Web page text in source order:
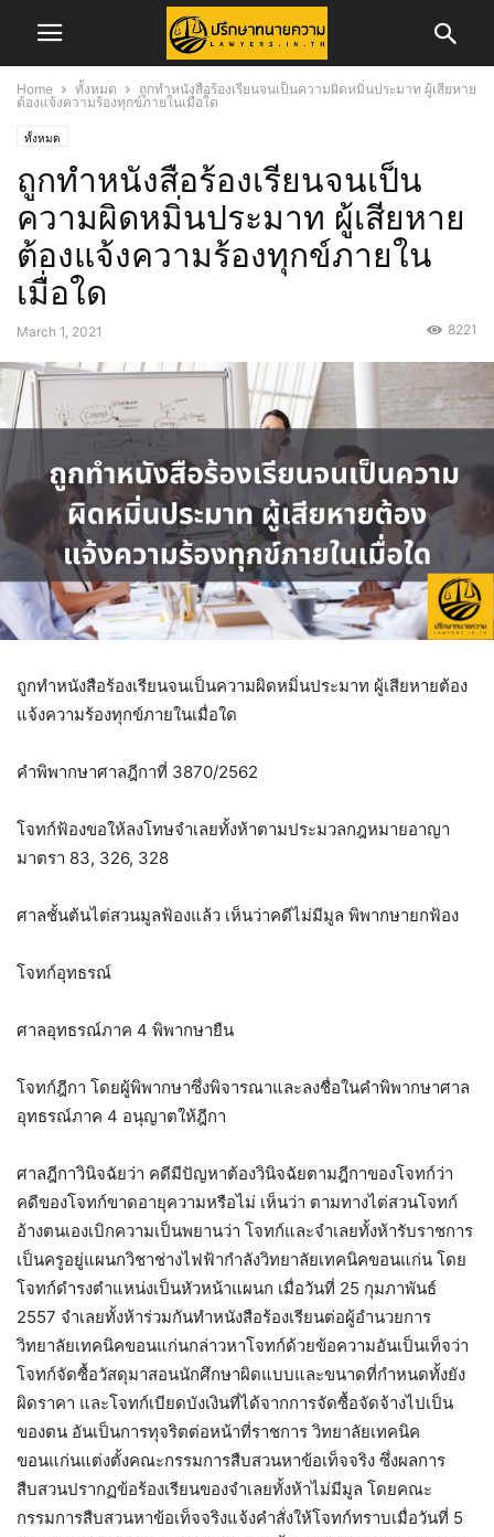
Home ทั้งหมด
ถูกทำหนังสือร้องเรียนจนเป็นความผิดหมิ่นประมาท ผู้เสียหาย
ต้องแจ้งความร้องทุกข์ภายในเมื่อใด
ทั้งหมด
ถูกทำหนังสือร้องเรียนจนเป็น
ความผิดหมิ่นประมาท ผู้เสียหาย
ต้องแจ้งความร้องทุกข์ภายใน
เมื่อใด
March 1, 2021 8221
ถูกทำหนังสือร้องเรียนจนเป็นความผิดหมิ่นประมาท ผู้เสียหายต้อง
แจ้งความร้องทุกข์ภายในเมื่อใด
คำพิพากษาศาลฎีกาที่ 3870/2562
โจทก์ฟ้องขอให้ลงโทษจำเลยทั้งห้าตามประมวลกฎหมายอาญา
มาตรา 83, 326, 328
ศาลชั้นต้นไต่สวนมูลฟ้องแล้ว เห็นว่าคดีไม่มีมูล พิพากษายกฟ้อง
โจทก์อุทธรณ์
ศาลอุทธรณ์ภาค 4 พิพากษายืน
โจทก์ฎีกา โดยผู้พิพากษาซึ่งพิจารณาและลงชื่อในคำพิพากษาศาล
อุทธรณ์ภาค 4 อนุญาตให้ฎีกา
ศาลฎีกาวินิจฉัยว่า คดีมีปัญหาต้องวินิจฉัยตามฎีกาของโจทก์ว่า
คดีของโจทก์ขาดอายุความหรือไม่ เห็นว่า ตามทางไต่สวนโจทก์
อ้างตนเองเบิกความเป็นพยานว่า โจทก์และจำเลยทั้งห้ารับราชการ
เป็นครูอยู่แผนกวิชาช่างไฟฟ้ากำลังวิทยาลัยเทคนิคขอนแก่น โดย
โจทก์ดำรงตำแหน่งเป็นหัวหน้าแผนก เมื่อวันที่ 25 กุมภาพันธ์
2557 จำเลยทั้งห้าร่วมกันทำหนังสือร้องเรียนต่อผู้อำนวยการ
วิทยาลัยเทคนิคขอนแก่นกล่าวหาโจทก์ด้วยข้อความอันเป็นเท็จว่า
โจทก์จัดซื้อวัสดุมาสอนนักศึกษาผิดแบบและขนาดที่กำหนดทั้งยัง
ผิดราคา และโจทก์เบียดบังเงินที่ได้จากการจัดซื้อจัดจ้างไปเป็น
ของตน อันเป็นการทุจริตต่อหน้าที่ราชการ วิทยาลัยเทคนิค
ขอนแก่นแต่งตั้งคณะกรรมการสืบสวนหาข้อเท็จจริง ซึ่งผลการ
สืบสวนปรากฏข้อร้องเรียนของจำเลยทั้งห้าไม่มีมูล โดยคณะ
กรรมการสืบสวนหาข้อเท็จจริงแจ้งคำสั่งให้โจทก์ทราบเมื่อวันที่ 5